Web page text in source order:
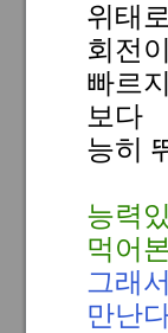
위태
회전이
빠르
보다
능히
능력
먹어
그래
만난